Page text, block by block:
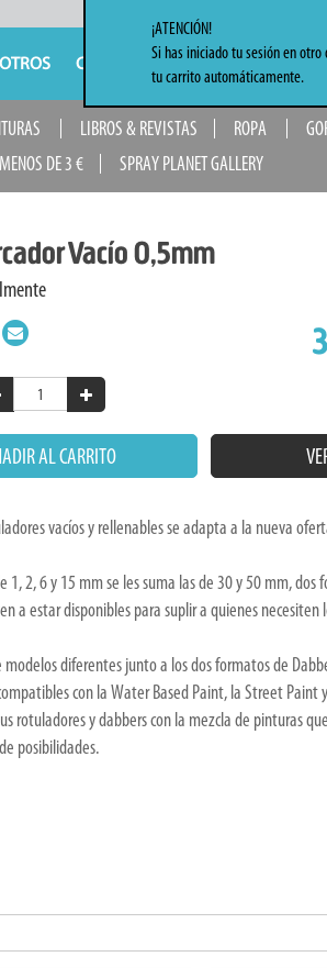
CONTACTO
LIBROS & REVISTAS ROPA
MENOS DE 3 € SPRAY PLANET GALLERY
Vacío 0,5mm
AL CARRITO
vacíos y rellenables se adapta a la nueva
1, 2, 6 y 15 mm se les suma las de 30 y 50 mm,
a estar disponibles para suplir a quienes
diferentes junto a los dos formatos de
con la Water Based Paint, la Street Paint
rotuladores y dabbers con la mezcla de pinturas
posibilidades.
¡ATENCIÓN!
Si has iniciado tu sesión en
tu carrito automáticamente.